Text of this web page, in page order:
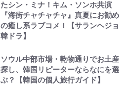
たシン・ミナ！キム・ソンホ共演
『海街チャチャチャ』真夏にお勧め
の癒し系ラブコメ！【サランヘジョ
韓ドラ】
ソウル中部市場・乾物通りでお土産
探し、韓国リピーターならなにを選
ぶ？【韓国の個人旅行ガイド】